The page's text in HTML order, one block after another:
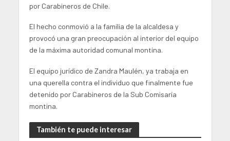
por Carabineros de Chile.
El hecho conmovió a la familia de la alcaldesa y
provocó una gran preocupación al interior del equipo
de la máxima autoridad comunal montina.
El equipo jurídico de Zandra Maulén, ya trabaja en
una querella contra el individuo que finalmente fue
detenido por Carabineros de la Sub Comisaría
montina.
También te puede interesar